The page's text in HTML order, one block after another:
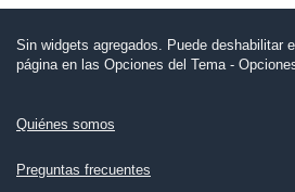
Sin widgets agregados. Puede deshabilitar
página en las Opciones del Tema -
Quiénes somos
Preguntas frecuentes